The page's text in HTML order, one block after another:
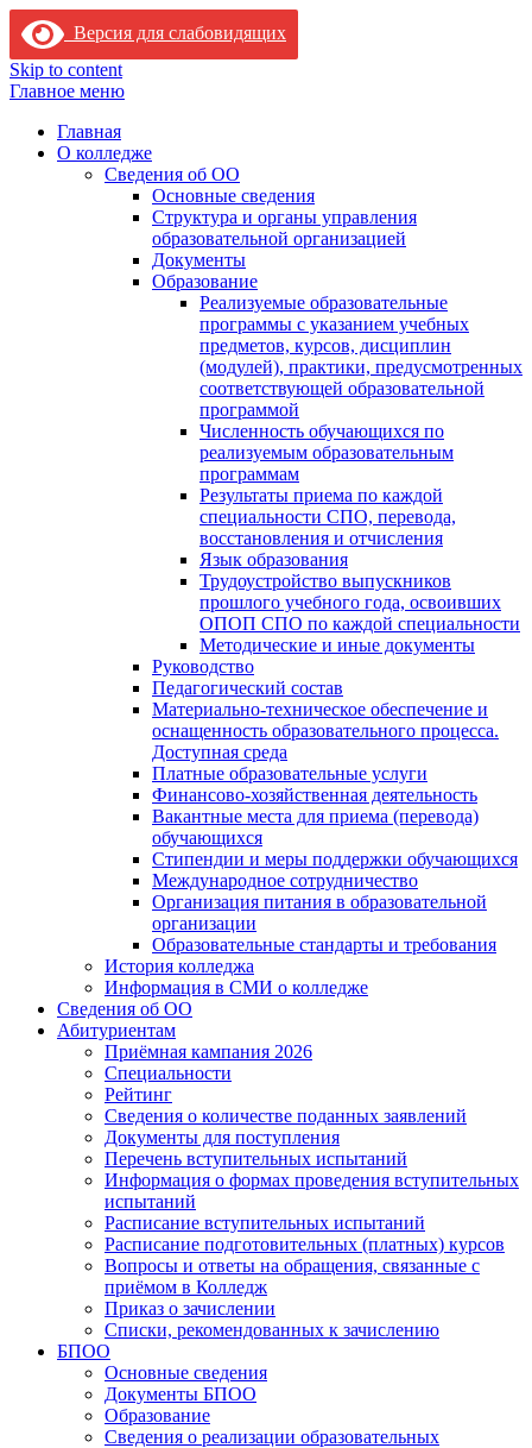
Версия для слабовидящих
Skip to content
Главное меню
Главная
О колледже
Сведения об ОО
Основные сведения
Структура и органы управления
образовательной организацией
Документы
Образование
Реализуемые образовательные
программы с указанием учебных
предметов, курсов, дисциплин
(модулей), практики, предусмотренных
соответствующей образовательной
программой
Численность обучающихся по
реализуемым образовательным
программам
Результаты приема по каждой
специальности СПО, перевода,
восстановления и отчисления
Язык образования
Трудоустройство выпускников
прошлого учебного года, освоивших
ОПОП СПО по каждой специальности
Методические и иные документы
Руководство
Педагогический состав
Материально-техническое обеспечение и
оснащенность образовательного процесса.
Доступная среда
Платные образовательные услуги
Финансово-хозяйственная деятельность
Вакантные места для приема (перевода)
обучающихся
Стипендии и меры поддержки обучающихся
Международное сотрудничество
Организация питания в образовательной
организации
Образовательные стандарты и требования
История колледжа
Информация в СМИ о колледже
Сведения об ОО
Абитуриентам
Приёмная кампания 2026
Специальности
Рейтинг
Сведения о количестве поданных заявлений
Документы для поступления
Перечень вступительных испытаний
Информация о формах проведения вступительных
испытаний
Расписание вступительных испытаний
Расписание подготовительных (платных) курсов
Вопросы и ответы на обращения, связанные с
приёмом в Колледж
Приказ о зачислении
Списки, рекомендованных к зачислению
БПОО
Основные сведения
Документы БПОО
Образование
Сведения о реализации образовательных